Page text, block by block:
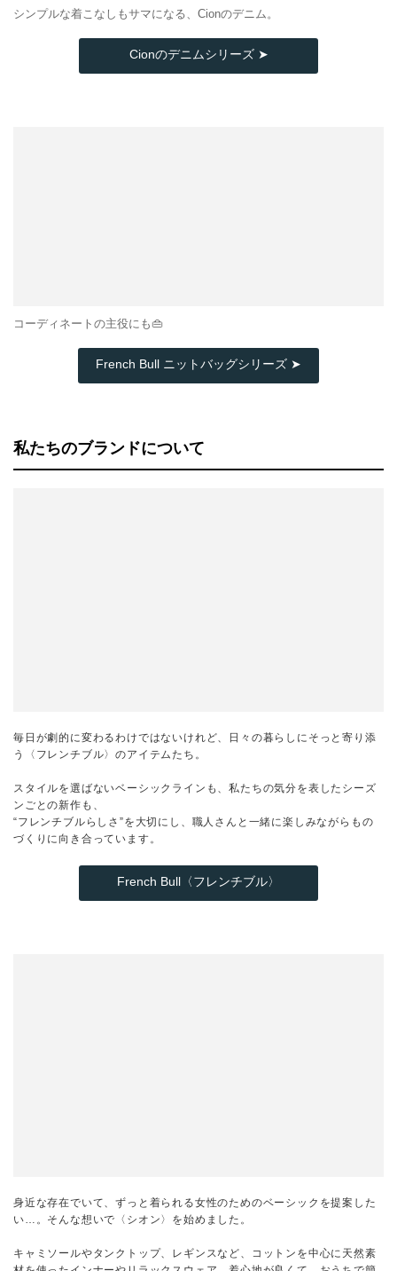
シンプルな着こなしもサマになる、Cionのデニム。
Cionのデニムシリーズ ➤
コーディネートの主役にも👜
French Bull ニットバッグシリーズ ➤
私たちのブランドについて
毎日が劇的に変わるわけではないけれど、日々の暮らしにそっと寄り添
う〈フレンチブル〉のアイテムたち。
スタイルを選ばないベーシックラインも、私たちの気分を表したシーズ
ンごとの新作も、
“フレンチブルらしさ”を大切にし、職人さんと一緒に楽しみながらもの
づくりに向き合っています。
French Bull〈フレンチブル〉
身近な存在でいて、ずっと着られる女性のためのベーシックを提案した
い…。そんな想いで〈シオン〉を始めました。
キャミソールやタンクトップ、レギンスなど、コットンを中心に天然素